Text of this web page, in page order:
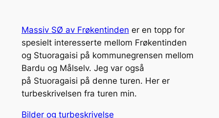
Massiv SØ av Frøkentinden er en topp for
spesielt interesserte mellom Frøkentinden
og Stuoragaisi på kommunegrensen mellom
Bardu og Målselv. Jeg var også
på Stuoragaisi på denne turen. Her er
turbeskrivelsen fra turen min.
Bilder og turbeskrivelse